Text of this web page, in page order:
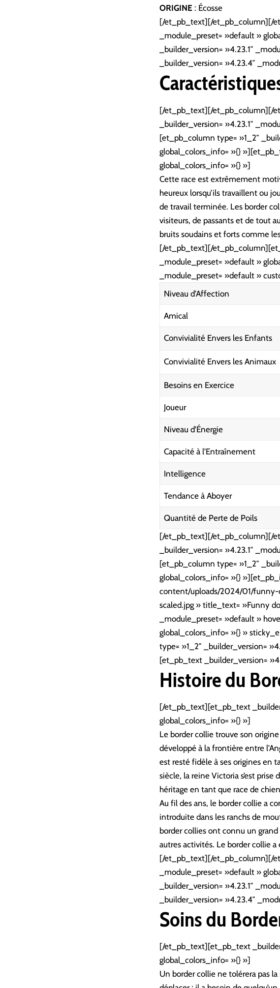
ORIGINE: Écosse
[/et_pb_text][/et_pb_column][/
_module_preset= »default »
_builder_version= »4.23.1″
_builder_version= »4.23.4″
[/et_pb_text][/et_pb_column][/
_builder_version= »4.23.1″
[et_pb_column type= »1_2″
global_colors_info= »{}
global_colors_info= »{} »]
Cette race est extrêmement
heureux lorsqu’ils travaillent ou
de travail terminée. Les border
visiteurs, de passants et de tout
bruits soudains et forts comme
[/et_pb_text][/
_module_preset= »default »
_module_preset= »default »
Niveau d’Affection
Amical
Convivialité Envers les Enfants
Convivialité Envers les Animaux
Besoins en Exercice
Joueur
Niveau d’Énergie
Capacité à l’Entraînement
Intelligence
Tendance à Aboyer
Quantité de Perte de Poils
[/et_pb_text][/et_pb_column][/
_builder_version= »4.23.1″
[et_pb_column type= »1_2″
global_colors_info= »{}
content/uploads/2024/01/
scaled.jpg » title_text= »Funny
_module_preset= »default »
global_colors_info= »{} »
type= »1_2″ _builder_version=
[et_pb_text _builder_version=
Histoire du
[/et_pb_text][et_pb_text
global_colors_info= »{} »]
Le border collie trouve son
développé à la frontière entre
est resté fidèle à ses origines en
siècle, la reine Victoria s’est
héritage en tant que race de
Au fil des ans, le border collie a
introduite dans les ranchs de
border collies ont connu un
autres activités. Le border collie
[/et_pb_text][/et_pb_column][/
_module_preset= »default »
_builder_version= »4.23.1″
_builder_version= »4.23.4″
Soins du
[/et_pb_text][et_pb_text
global_colors_info= »{} »]
Un border collie ne tolérera pas